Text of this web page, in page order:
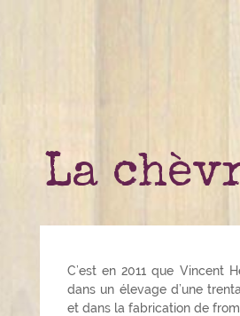
La
C’est en 2011 que Vincent
dans un élevage d’une
et dans la fabrication de